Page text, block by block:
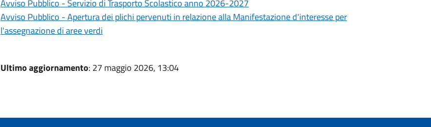
Avviso Pubblico - Servizio di Trasporto Scolastico anno 2026-2027
Avviso Pubblico - Apertura dei plichi pervenuti in relazione alla Manifestazione d'interesse per
l'assegnazione di aree verdi
Ultimo aggiornamento: 27 maggio 2026, 13:04